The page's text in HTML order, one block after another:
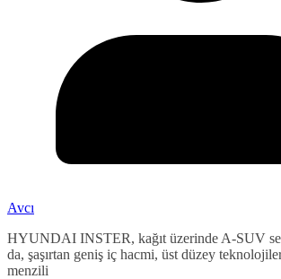
Avcı
HYUNDAI INSTER, kağıt üzerinde A-SUV
da, şaşırtan geniş iç hacmi, üst düzey
menzili